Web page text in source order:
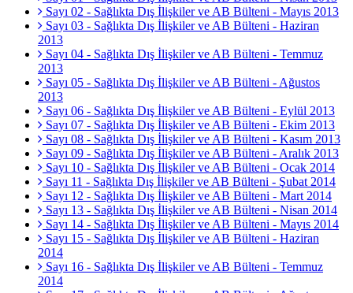
Sayı 02 - Sağlıkta Dış İlişkiler ve AB Bülteni - Mayıs 2013
Sayı 03 - Sağlıkta Dış İlişkiler ve AB Bülteni - Haziran
2013
Sayı 04 - Sağlıkta Dış İlişkiler ve AB Bülteni - Temmuz
2013
Sayı 05 - Sağlıkta Dış İlişkiler ve AB Bülteni - Ağustos
2013
Sayı 06 - Sağlıkta Dış İlişkiler ve AB Bülteni - Eylül 2013
Sayı 07 - Sağlıkta Dış İlişkiler ve AB Bülteni - Ekim 2013
Sayı 08 - Sağlıkta Dış İlişkiler ve AB Bülteni - Kasım 2013
Sayı 09 - Sağlıkta Dış İlişkiler ve AB Bülteni - Aralık 2013
Sayı 10 - Sağlıkta Dış İlişkiler ve AB Bülteni - Ocak 2014
Sayı 11 - Sağlıkta Dış İlişkiler ve AB Bülteni - Şubat 2014
Sayı 12 - Sağlıkta Dış İlişkiler ve AB Bülteni - Mart 2014
Sayı 13 - Sağlıkta Dış İlişkiler ve AB Bülteni - Nisan 2014
Sayı 14 - Sağlıkta Dış İlişkiler ve AB Bülteni - Mayıs 2014
Sayı 15 - Sağlıkta Dış İlişkiler ve AB Bülteni - Haziran
2014
Sayı 16 - Sağlıkta Dış İlişkiler ve AB Bülteni - Temmuz
2014